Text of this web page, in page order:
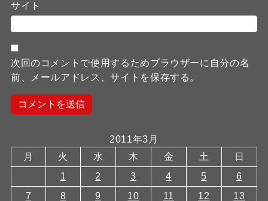
サイト
次回のコメントで使用するためブラウザーに自分の名
前、メールアドレス、サイトを保存する。
2011年3月
月
火 水 木 金 土
日
1
2 3 4 5
6
7
8 9 10 11 12
13